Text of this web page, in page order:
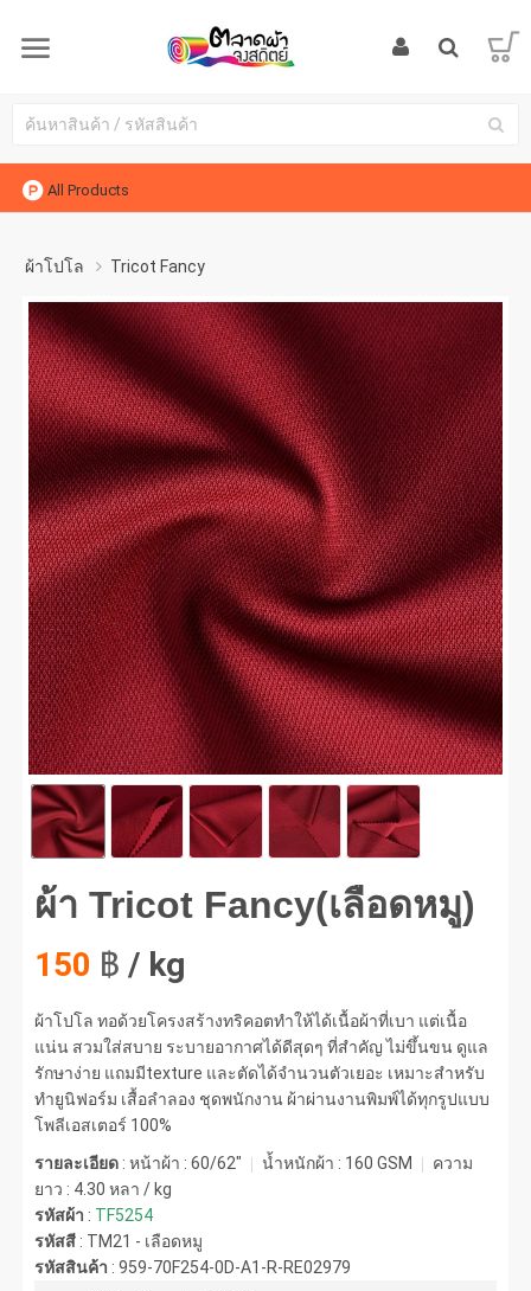
All Products
ผ้าโปโล Tricot Fancy
Tricot Fancy(เลือดหมู) #1
ผ้า Tricot Fancy(เลือดหมู)
150 ฿ / kg
ผ้าโปโล ทอด้วยโครงสร้างทริคอตทำให้ได้เนื้อผ้าที่เบา แต่เนื้อ
แน่น สวมใส่สบาย ระบายอากาศได้ดีสุดๆ ที่สำคัญ ไม่ขึ้นขน ดูแล
รักษาง่าย แถมมีtexture และตัดได้จำนวนตัวเยอะ เหมาะสำหรับ
ทำยูนิฟอร์ม เสื้อลำลอง ชุดพนักงาน ผ้าผ่านงานพิมพ์ได้ทุกรูปแบบ
โพลีเอสเตอร์ 100%
รายละเอียด : หน้าผ้า : 60/62" น้ำหนักผ้า : 160 GSM
ความ
ยาว : 4.30 หลา / kg
รหัสผ้า : TF5254
รหัสสี : TM21 - เลือดหมู
รหัสสินค้า :959-70F254-0D-A1-R-RE02979